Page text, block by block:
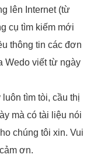
lên Internet (từ
cụ tìm kiếm mới
thông tin các đơn
Wedo viết từ ngày
tìm tòi, cầu thị
mà có tài liệu nói
chúng tôi xin. Vui
ơn.